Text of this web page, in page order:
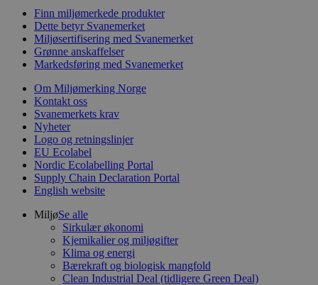
Finn miljømerkede produkter
Dette betyr Svanemerket
Miljøsertifisering med Svanemerket
Grønne anskaffelser
Markedsføring med Svanemerket
Om Miljømerking Norge
Kontakt oss
Svanemerkets krav
Nyheter
Logo og retningslinjer
EU Ecolabel
Nordic Ecolabelling Portal
Supply Chain Declaration Portal
English website
MiljøSe alle
Sirkulær økonomi
Kjemikalier og miljøgifter
Klima og energi
Bærekraft og biologisk mangfold
Clean Industrial Deal (tidligere Green Deal)